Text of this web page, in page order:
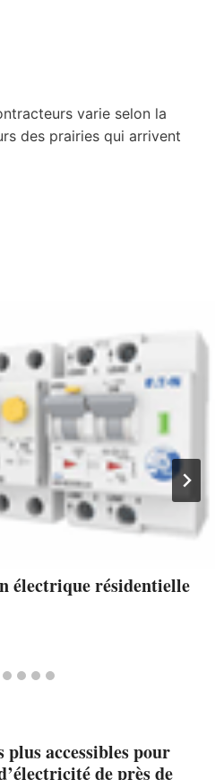
varie selon la
des prairies qui arrivent
électrique résidentielle
plus accessibles pour
de près de